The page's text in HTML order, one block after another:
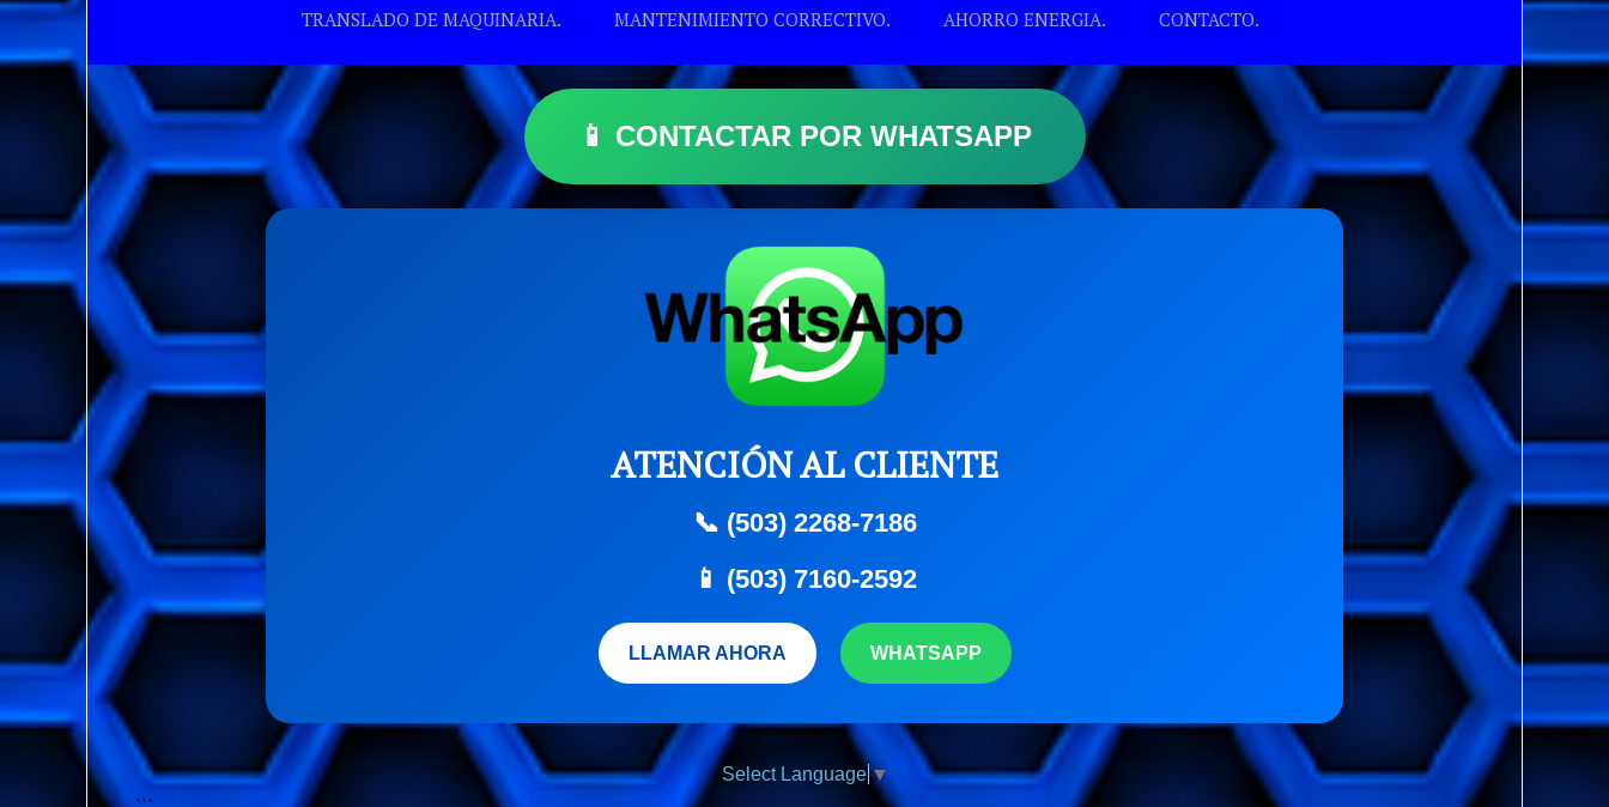
TRANSLADO DE MAQUINARIA. MANTENIMIENTO CORRECTIVO. AHORRO ENERGIA. CONTACTO.
📱 CONTACTAR POR WHATSAPP
ATENCIÓN AL CLIENTE
📞 (503) 2268-7186
📱 (503) 7160-2592
LLAMAR AHORA WHATSAPP
Select Language▼